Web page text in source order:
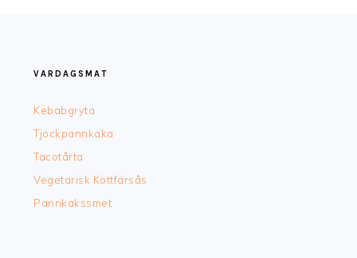
VARDAGSMAT
Kebabgryta
Tjockpannkaka
Tacotårta
Vegetarisk Köttfärsås
Pannkakssmet